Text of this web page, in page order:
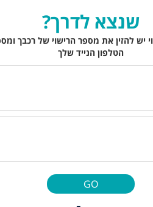
שנצא לדרך?
יש להזין את מספר הרישוי של רכבך
הטלפון הנייד שלך
GO